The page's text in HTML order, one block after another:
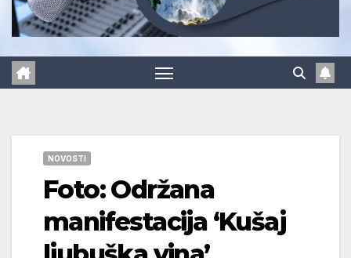
NOVOSTI
Foto: Održana
manifestacija ‘Kušaj